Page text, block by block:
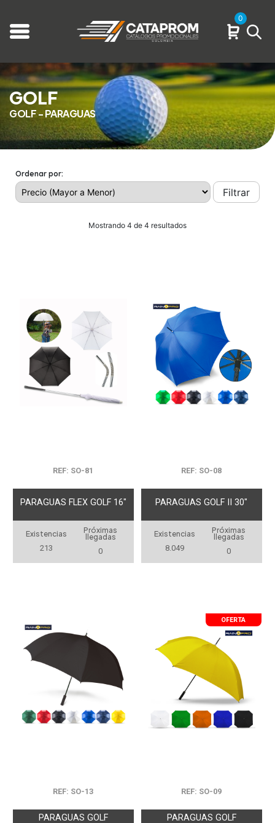
0
GOLF
GOLF - PARAGUAS
Ordenar por:
Filtrar
Mostrando 4 de 4 resultados
REF: SO-81
PARAGUAS FLEX GOLF 16"
Existencias
213
Próximas
llegadas
0
REF: SO-08
PARAGUAS GOLF II 30"
Existencias
8.049
Próximas
llegadas
0
REF: SO-13
PARAGUAS GOLF
OFERTA
REF: SO-09
PARAGUAS GOLF